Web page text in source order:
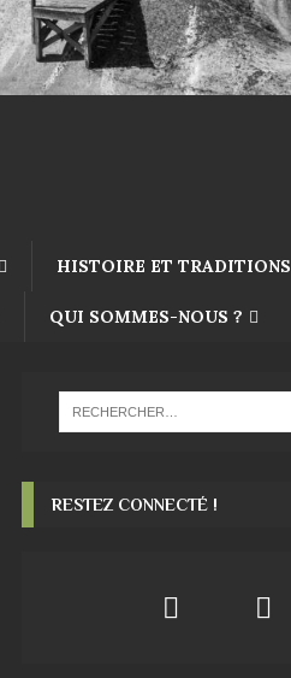
HISTOIRE ET TRADITIONS
QUI SOMMES-NOUS ?
RESTEZ CONNECTÉ !